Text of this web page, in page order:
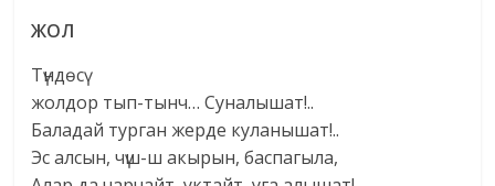
ЖОЛ
Түндөсү
жолдор тып-тынч… Суналышат!..
Баладай турган жерде куланышат!..
Эс алсын, чүш-ш акырын, баспагыла,